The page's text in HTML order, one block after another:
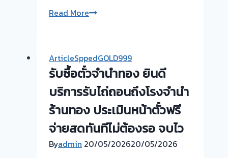
ขอบคุณ
บ้าน
กล้วย
Read Moreรับ
ทอง
💰
รับ
ถึง
โรง
จำนำ-
ArticleSppedGOLD999
รับซื้อตั๋วจำนำทอง ยินดี
บริการรับไถ่ถอนถึงโรงจำนำ
ร้านทอง ประเมินหน้าตั๋วฟรี
จ่ายสดทันทีไม่ต้องรอ จบไว
Byadmin 20/05/202620/05/2026